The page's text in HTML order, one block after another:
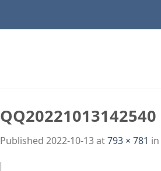
QQ20221013142540
Published 2022-10-13at793 × 781 in